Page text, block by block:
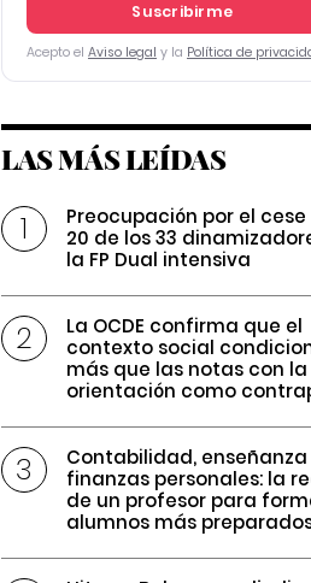
Suscribirme
Acepto el Aviso legal y la Política de
LAS MÁS LEÍDAS
Preocupación por el cese
20 de los 33
la FP Dual intensiva
La OCDE confirma que el
contexto social
más que las notas con la
orientación como
Contabilidad, enseñanza
finanzas personales: la
de un profesor para
alumnos más